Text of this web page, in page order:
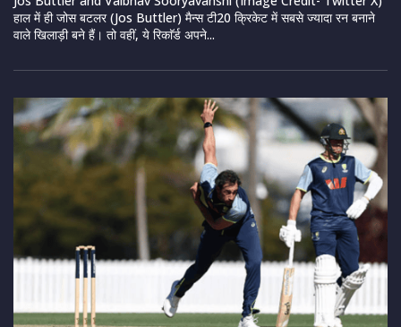
हाल में ही जोस बटलर (Jos Buttler) मैन्स टी20 क्रिकेट में सबसे ज्यादा रन बनाने
वाले खिलाड़ी बने हैं। तो वहीं, ये रिकाॅर्ड अपने...